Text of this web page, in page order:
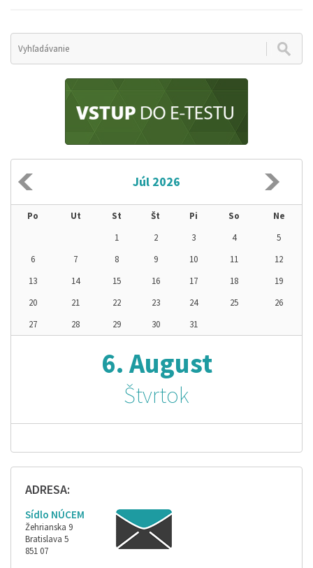
Júl 2026
Po Ut St Št Pi So
Ne
1
2 3 4
5
6
7 8 9 10 11
12
13
14 15 16 17 18
19
20
21 22 23 24 25
26
27
28 29 30 31
6. August
Štvrtok
ADRESA:
Sídlo NÚCEM
Žehrianska 9
Bratislava 5
851 07